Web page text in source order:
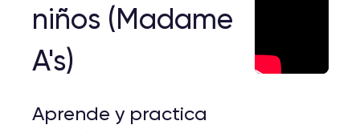
niños (Madame
A's)
Aprende y practica